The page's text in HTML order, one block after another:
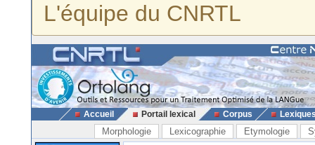
L'équipe du CNRTL
Accueil Portail lexical Corpus
Morphologie Lexicographie Etymologie